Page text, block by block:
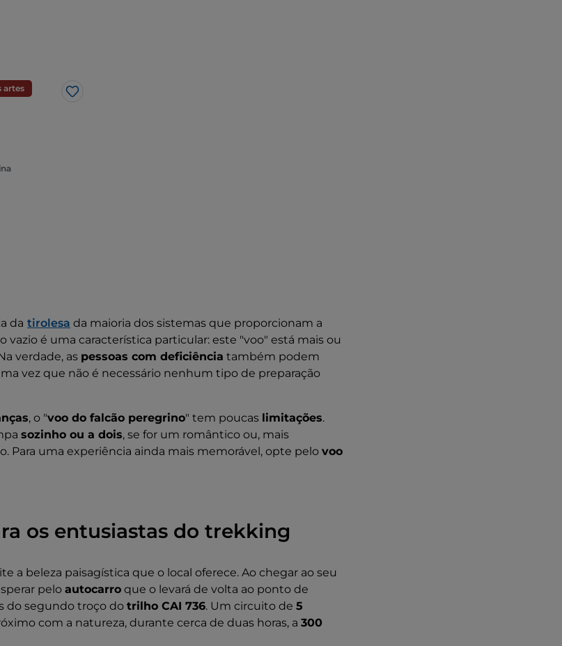
o seu destino:
na
artes
Gosto
da tirolesa da maioria dos sistemas que proporcionam a
vazio é uma característica particular: este "voo" está mais ou
verdade, as pessoas com deficiência também podem
vez que não é necessário nenhum tipo de preparação
, o "voo do falcão peregrino" tem poucas limitações.
sozinho ou a dois, se for um romântico ou, mais
Para uma experiência ainda mais memorável, opte pelo voo
os entusiastas do trekking
a beleza paisagística que o local oferece. Ao chegar ao seu
pelo autocarro que o levará de volta ao ponto de
do segundo troço do trilho CAI 736. Um circuito de 5
com a natureza, durante cerca de duas horas, a 300